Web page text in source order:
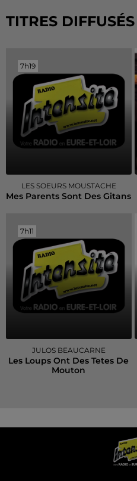
TITRES DIFFUSÉS
7h19
7h19
LES SOEURS MOUSTACHE
Mes Parents Sont Des Gitans
7h11
7h11
JULOS BEAUCARNE
Les Loups Ont Des Tetes De
Mouton